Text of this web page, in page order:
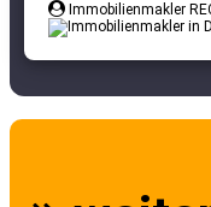
Immobilienmakler